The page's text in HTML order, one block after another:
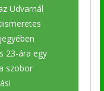
Udvarnál
23-ára egy
szobor